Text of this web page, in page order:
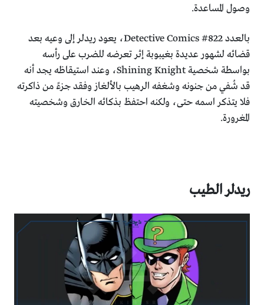
وصول المساعدة.
بالعدد Detective Comics #822، يعود ريدلر إلى وعيه بعد
قضائه لشهور عديدة بغيبوبة إثر تعرضه للضرب على رأسه
بواسطة شخصية Shining Knight، وعند استيقاظه يجد أنه
قد شُفي من جنونه وشغفه الرهيب بالألغاز وفقد جزءً من ذاكرته
فلا يتذكر اسمه حتى، ولكنه احتفظ بذكائه الخارق وشخصيته
المغرورة.
ريدلر الطيب